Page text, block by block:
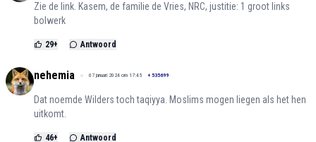
Zie de link. Kasem, de familie de Vries, NRC, justitie: 1 groot links
bolwerk
29+ Antwoord
nehemia 07 januari 2024 om 17:45 + 535699
Dat noemde Wilders toch taqiyya. Moslims mogen liegen als het hen
uitkomt.
46+ Antwoord